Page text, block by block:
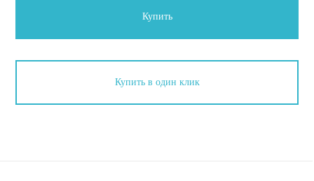
Купить
Купить в один клик